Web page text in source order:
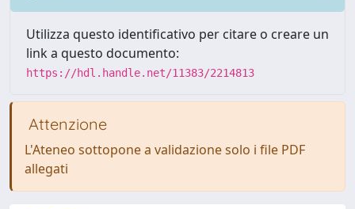
Utilizza questo identificativo per citare o creare un
link a questo documento:
https://hdl.handle.net/11383/2214813
Attenzione
L'Ateneo sottopone a validazione solo i file PDF
allegati